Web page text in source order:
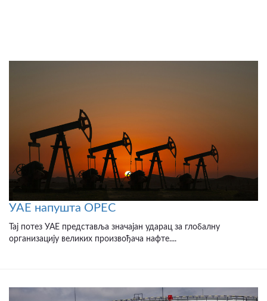
УАЕ напушта OPEC
Тај потез УАЕ представља значајан ударац за глобалну
организацију великих произвођача нафте....